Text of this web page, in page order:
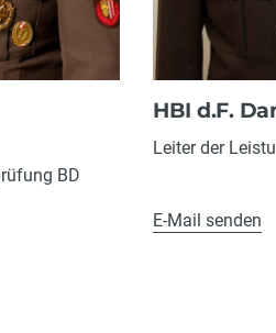
BD
HBI d.F.
Leiter der
E-Mail senden